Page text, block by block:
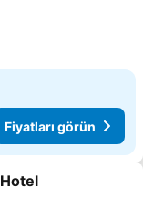
Fiyatları görün
ekle